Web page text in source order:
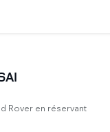
Rover en réservant